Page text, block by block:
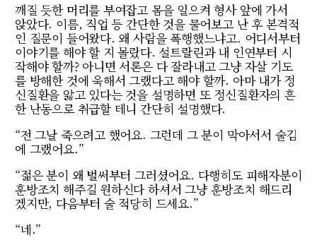
깨질 듯한 머리를 부여잡고 몸을 일으켜 형사 앞에 가서
앉았다. 이름, 직업 등 간단한 것을 물어보고 난 후 본격적
인 질문이 들어왔다. 왜 사람을 폭행했느냐고. 어디서부터
이야기를 해야 할 지 몰랐다. 설트랄린과 내 인연부터 시
작해야 할까? 아니면 서론은 다 잘라내고 그냥 자살 기도
를 방해한 것에 욱해서 그랬다고 해야 할까. 아마 내가 정
신질환을 앓고 있다는 것을 설명하면 또 정신질환자의 흔
한 난동으로 취급할 테니 간단히 설명했다.
“전 그날 죽으려고 했어요. 그런데 그 분이 막아서서 술김
에 그랬어요.”
“젊은 분이 왜 벌써부터 그러셨어요. 다행히도 피해자분이
훈방조치 해주길 원하신다 하셔서 그냥 훈방조치 해드리
겠지만, 다음부터 술 적당히 드세요.”
“네.”